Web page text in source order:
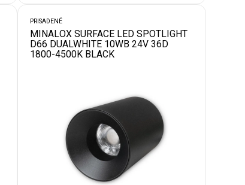
PRISADENÉ
MINALOX SURFACE LED SPOTLIGHT
D66 DUALWHITE 10WB 24V 36D
1800-4500K BLACK